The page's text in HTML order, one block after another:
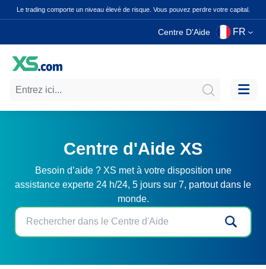
Le trading comporte un niveau élevé de risque. Vous pouvez perdre votre capital.
Centre D'Aide FR
Centre d'Aide XS
Besoin d’aide ? XS met à votre disposition une
assistance experte 24 h/24, 5 jours sur 7, partout dans le
monde.